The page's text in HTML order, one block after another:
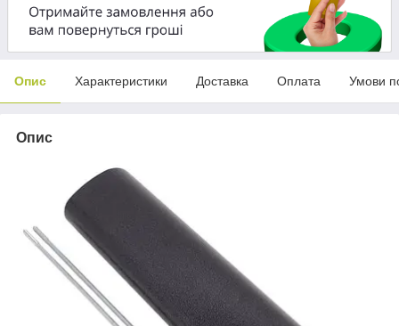
Опис Характеристики Доставка Оплата Умови
Опис